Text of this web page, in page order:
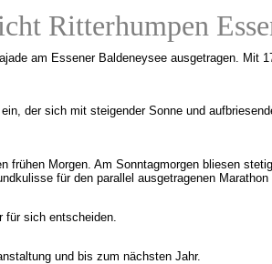
Ritterhumpen
am Essener Baldeneysee ausgetragen.
der sich mit steigender Sonne und
Morgen. Am Sonntagmorgen bliesen
für den parallel ausgetragenen Marathon
für sich entscheiden.
und bis zum nächsten Jahr.